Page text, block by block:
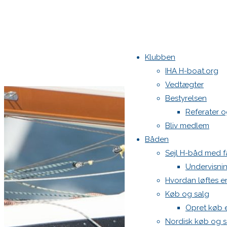
Klubben
IHA H-boat.org
Vedtægter
Bestyrelsen
Referater
Bliv medlem
Båden
Sejl H-båd med
Hvordan løftes
Køb og salg
Opret køb
Nordisk køb og